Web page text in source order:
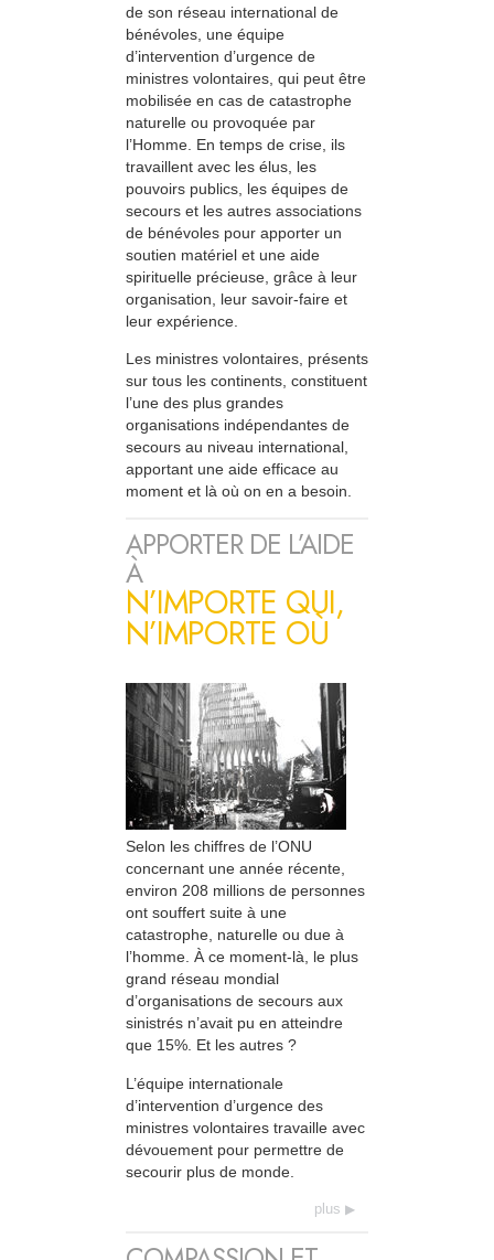
de son réseau international de
bénévoles, une équipe
d’intervention d’urgence de
ministres volontaires, qui peut être
mobilisée en cas de catastrophe
naturelle ou provoquée par
l’Homme. En temps de crise, ils
travaillent avec les élus, les
pouvoirs publics, les équipes de
secours et les autres associations
de bénévoles pour apporter un
soutien matériel et une aide
spirituelle précieuse, grâce à leur
organisation, leur savoir-faire et
leur expérience.
Les ministres volontaires, présents
sur tous les continents, constituent
l’une des plus grandes
organisations indépendantes de
secours au niveau international,
apportant une aide efficace au
moment et là où on en a besoin.
APPORTER DE L’AIDE
À
N’IMPORTE QUI,
N’IMPORTE OÙ
Selon les chiffres de l’ONU
concernant une année récente,
environ 208 millions de personnes
ont souffert suite à une
catastrophe, naturelle ou due à
l’homme. À ce moment-là, le plus
grand réseau mondial
d’organisations de secours aux
sinistrés n’avait pu en atteindre
que 15%. Et les autres ?
L’équipe internationale
d’intervention d’urgence des
ministres volontaires travaille avec
dévouement pour permettre de
secourir plus de monde.
plus